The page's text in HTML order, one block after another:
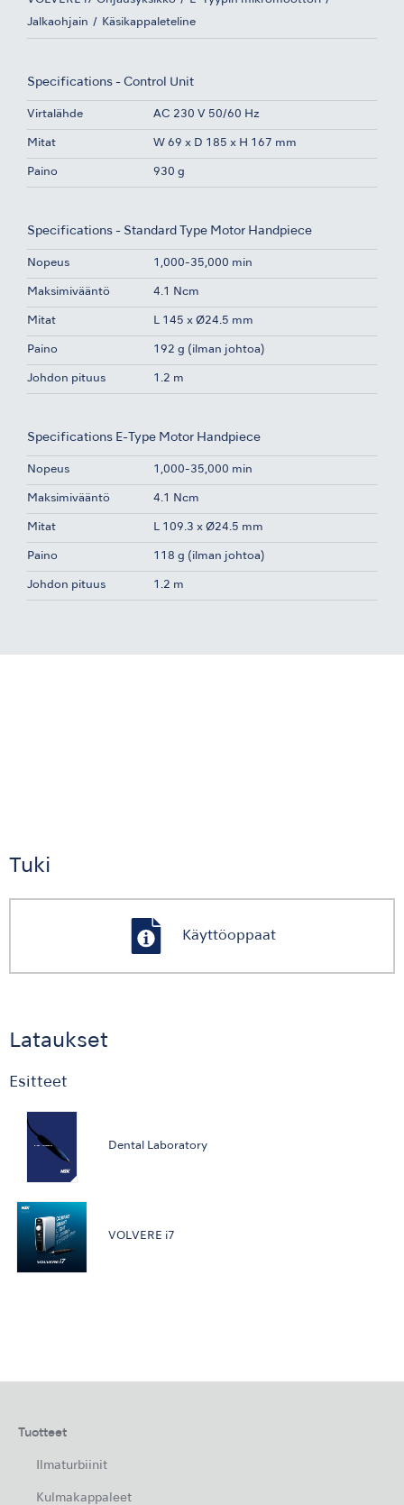
Jalkaohjain Käsikappaleteline
Specifications - Control Unit
Virtalähde AC 230 V 50/60 Hz
Mitat W 69 x D 185 x H 167 mm
Paino 930 g
Specifications - Standard Type Motor Handpiece
Nopeus 1,000-35,000 min
Maksimivääntö 4.1 Ncm
Mitat L 145 x Ø24.5 mm
Paino 192 g (ilman johtoa)
Johdon pituus 1.2 m
Specifications E-Type Motor Handpiece
Nopeus 1,000-35,000 min
Maksimivääntö 4.1 Ncm
Mitat L 109.3 x Ø24.5 mm
Paino 118 g (ilman johtoa)
Johdon pituus 1.2 m
Tuki
Käyttöoppaat
Lataukset
Esitteet
Dental Laboratory
VOLVERE i7
Tuotteet
Ilmaturbiinit
Kulmakappaleet